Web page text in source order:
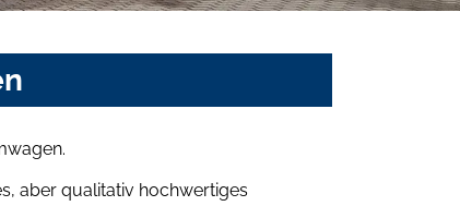
aber qualitativ hochwertiges